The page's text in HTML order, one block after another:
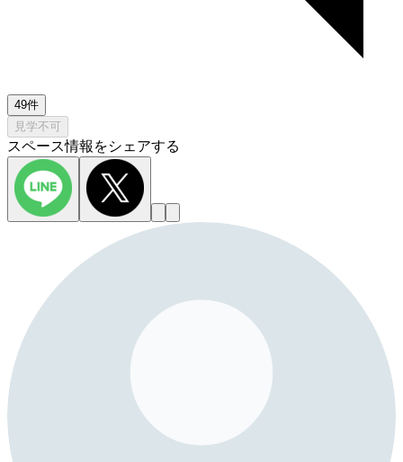
49件
見学不可
スペース情報をシェアする